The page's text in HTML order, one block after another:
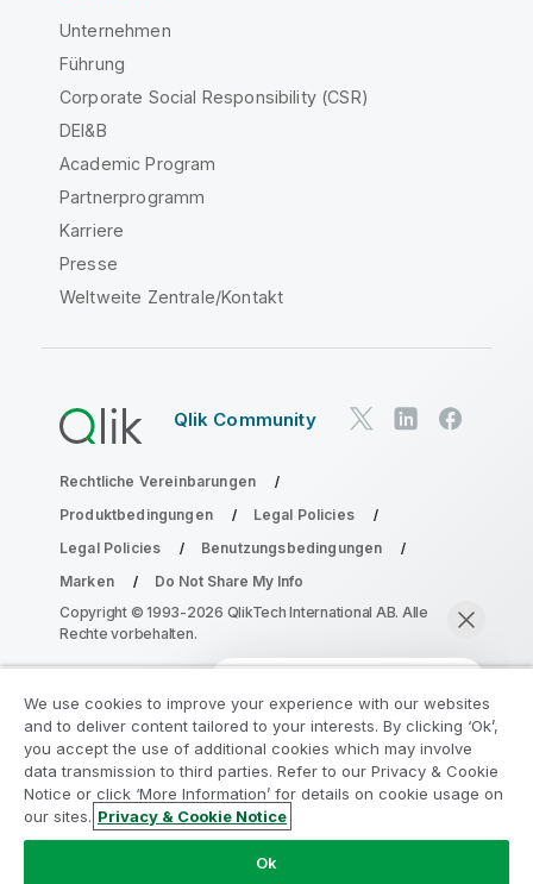
Unternehmen
Führung
Corporate Social Responsibility (CSR)
DEI&B
Academic Program
Partnerprogramm
Karriere
Presse
Weltweite Zentrale/Kontakt
Qlik Community
Rechtliche Vereinbarungen
Produktbedingungen
Legal Policies
Legal Policies
Benutzungsbedingungen
Marken
Do Not Share My Info
Copyright © 1993-2026 QlikTech International AB. Alle
Rechte vorbehalten.
Nehmen Sie am Analyse-
Modernisierungsprogramm teil
Modernisieren Sie mit dem Analyse-
Modernisierungsprogramm, ohne Ihre wertvollen
QlikView-Apps zu gefährden.
We use cookies to improve your experience with our websites
and to deliver content tailored to your interests. By clicking ‘Ok’,
you accept the use of additional cookies which may involve
data transmission to third parties. Refer to our Privacy & Cookie
Notice or click ‘More Information’ for details on cookie usage on
our sites. Privacy & Cookie Notice
Ok